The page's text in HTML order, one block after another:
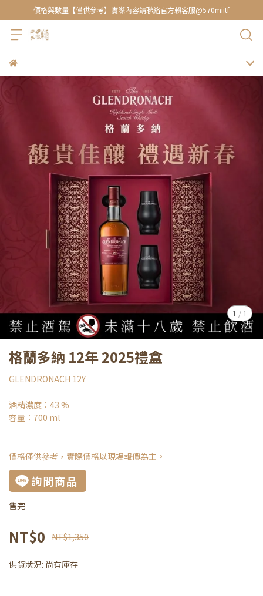
價格與數量【僅供參考】實際內容請聯絡官方賴客服@570miitf
1 / 1
格蘭多納 12年 2025禮盒
GLENDRONACH 12Y
酒精濃度：43 %
容量：700 ml
價格僅供參考，實際價格以現場報價為主。
詢問商品
售完
NT$0 NT$1,350
供貨狀況: 尚有庫存